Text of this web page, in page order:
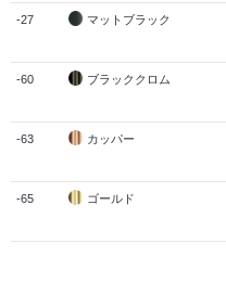
-27 マットブラック
-60 ブラッククロム
-63 カッパー
-65 ゴールド